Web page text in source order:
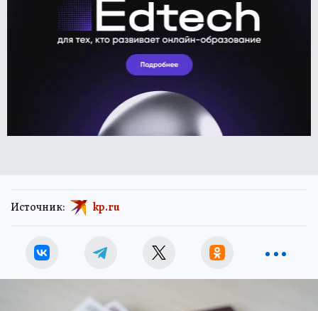
Источник: kp.ru